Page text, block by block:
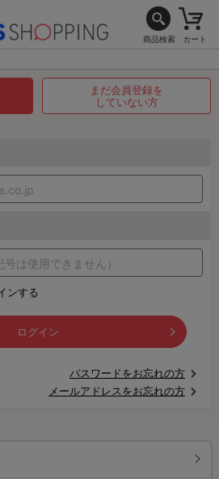
商品検索 カート
まだ会員登録を
していない方
ンする
ログイン
パスワードをお忘れの方
メールアドレスをお忘れの方